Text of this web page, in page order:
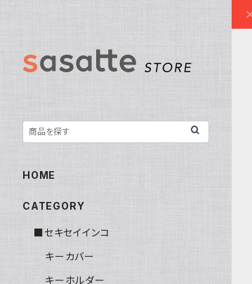
HOME
CATEGORY
■セキセイインコ
キーカバー
キーホルダー